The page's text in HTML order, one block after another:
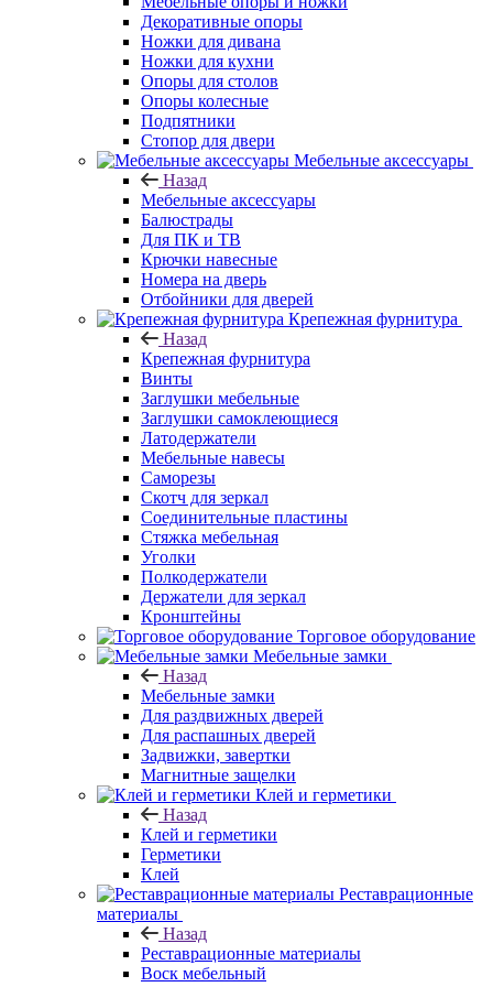
Декоративные опоры
Ножки для дивана
Ножки для кухни
Опоры для столов
Опоры колесные
Подпятники
Стопор для двери
Мебельные аксессуары
Назад
Мебельные аксессуары
Балюстрады
Для ПК и ТВ
Крючки навесные
Номера на дверь
Отбойники для дверей
Крепежная фурнитура
Назад
Крепежная фурнитура
Винты
Заглушки мебельные
Заглушки самоклеющиеся
Латодержатели
Мебельные навесы
Саморезы
Скотч для зеркал
Соединительные пластины
Стяжка мебельная
Уголки
Полкодержатели
Держатели для зеркал
Кронштейны
Торговое оборудование
Мебельные замки
Назад
Мебельные замки
Для раздвижных дверей
Для распашных дверей
Задвижки, завертки
Магнитные защелки
Клей и герметики
Назад
Клей и герметики
Герметики
Клей
Реставрационные
материалы
Назад
Реставрационные материалы
Воск мебельный